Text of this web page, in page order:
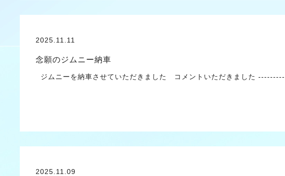
2025.11.11
念願のジムニー納車
ジムニーを納車させていただきました コメントいただきました
2025.11.09